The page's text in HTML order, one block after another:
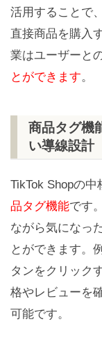
活用することで
直接商品を購入
業はユーザーと
とができます。
商品タグ機
い導線設計
TikTok Shopの
品タグ機能です
ながら気になっ
とができます。
タンをクリック
格やレビューを
可能です。